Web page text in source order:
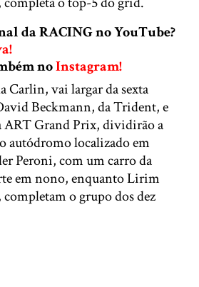
da RACING no YouTube?
noInstagram!
Carlin, vai largar da sexta
Beckmann, da Trident, e
ART Grand Prix, dividirão a
autódromo localizado em
Peroni, com um carro da
em nono, enquanto Lirim
o grupo dos dez